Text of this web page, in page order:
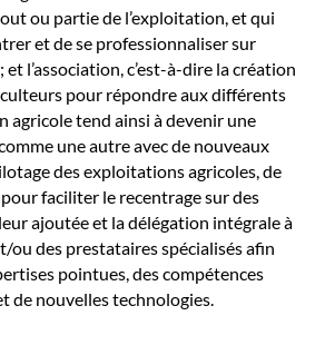
ou partie de l’exploitation, et qui
et de se professionnaliser sur
l’association, c’est-à-dire la création
pour répondre aux différents
agricole tend ainsi à devenir une
une autre avec de nouveaux
des exploitations agricoles, de
faciliter le recentrage sur des
ajoutée et la délégation intégrale à
ou des prestataires spécialisés afin
pointues, des compétences
de nouvelles technologies.